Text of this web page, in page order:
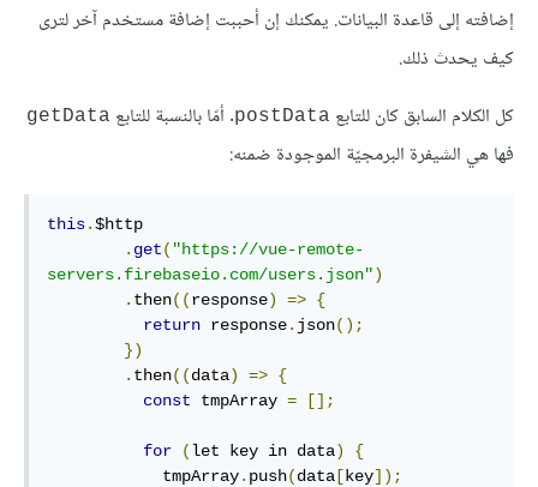
إضافته إلى قاعدة البيانات. يمكنك إن أحببت إضافة مستخدم آخر لترى
كيف يحدث ذلك.
كل الكلام السابق كان للتابع postData. أمّا بالنسبة للتابع getData
فها هي الشيفرة البرمجيّة الموجودة ضمنه:
this.$http
. get( "https://vue-remote-
servers.firebaseio.com/users.json")
. then((response) => {
return response. json();
})
. then((data) => {
const tmpArray = [];
for (let key in data)
{
            tmpArray
. push(data [key]);